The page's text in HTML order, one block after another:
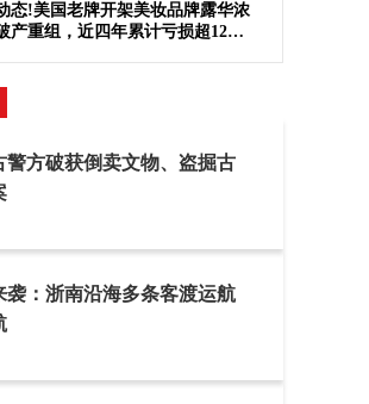
态!美国老牌开架美妆品牌露华浓
产重组，近四年累计亏损超12亿
警方破获倒卖文物、盗掘古
袭：浙南沿海多条客渡运航